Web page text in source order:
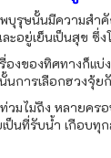
บุรุษนั้นมีความส
ะอยู่เย็นเป็นสุข
งของทิศทางก็แ
นการเลือกฮวง
มไม่ถึง หลายค
นที่รับน้ำ เกือบ